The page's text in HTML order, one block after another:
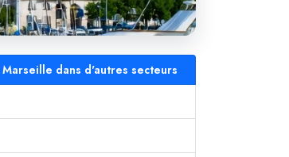
dans d'autres secteurs